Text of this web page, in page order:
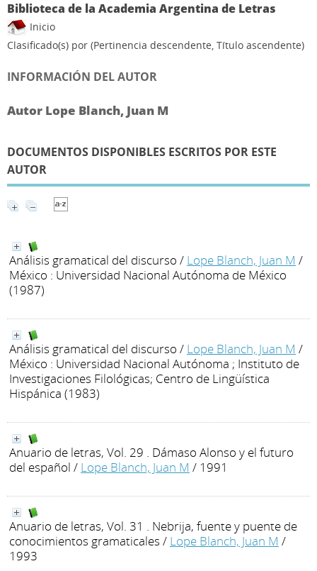
Biblioteca de la Academia Argentina de Letras
Inicio
Clasificado(s) por (Pertinencia descendente, Título ascendente)
INFORMACIÓN DEL AUTOR
Autor Lope Blanch, Juan M
DOCUMENTOS DISPONIBLES ESCRITOS POR ESTE
AUTOR
Análisis gramatical del discurso / Lope Blanch, Juan M /
México : Universidad Nacional Autónoma de México
(1987)
Análisis gramatical del discurso / Lope Blanch, Juan M /
México : Universidad Nacional Autónoma ; Instituto de
Investigaciones Filológicas; Centro de Lingüística
Hispánica (1983)
Anuario de letras, Vol. 29 . Dámaso Alonso y el futuro
del español / Lope Blanch, Juan M / 1991
Anuario de letras, Vol. 31 . Nebrija, fuente y puente de
conocimientos gramaticales / Lope Blanch, Juan M /
1993